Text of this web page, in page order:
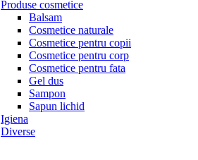
Produse cosmetice
Balsam
Cosmetice naturale
Cosmetice pentru copii
Cosmetice pentru corp
Cosmetice pentru fata
Gel dus
Sampon
Sapun lichid
Igiena
Diverse